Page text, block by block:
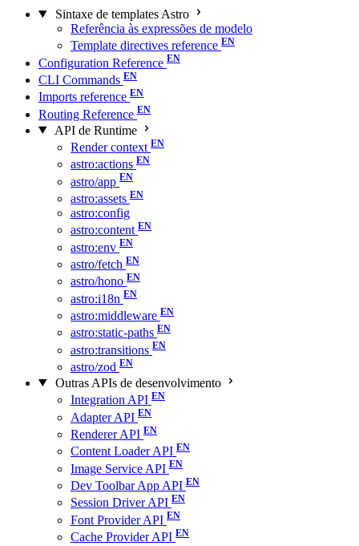
Sintaxe de templates Astro
Referência às expressões de modelo
Template directives reference
Configuration Reference
CLI Commands
Imports reference
Routing Reference
API de Runtime
Render context
astro:actions
astro/app
astro:assets
astro:config
astro:content
astro:env
astro/fetch
astro/hono
astro:i18n
astro:middleware
astro:static-paths
astro:transitions
astro/zod
Outras APIs de desenvolvimento
Integration API
Adapter API
Renderer API
Content Loader API
Image Service API
Dev Toolbar App API
Session Driver API
Font Provider API
Cache Provider API